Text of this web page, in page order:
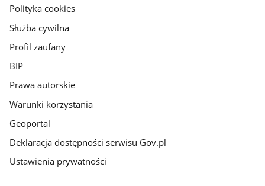
gov.pl
Polityka cookies
Służba cywilna
Profil zaufany
BIP
Prawa autorskie
Warunki korzystania
Geoportal
Deklaracja dostępności serwisu Gov.pl
Ustawienia prywatności